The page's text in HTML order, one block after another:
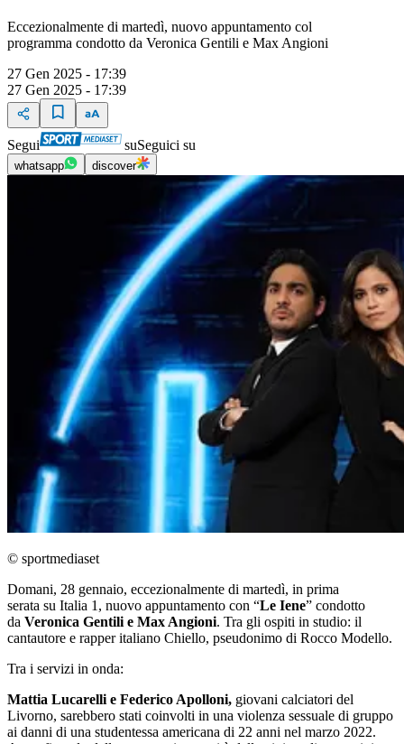
Eccezionalmente di martedì, nuovo appuntamento col
programma condotto da Veronica Gentili e Max Angioni
27 Gen 2025 - 17:39
27 Gen 2025 - 17:39
Segui suSeguici su
whatsapp discover
© sportmediaset
Domani, 28 gennaio, eccezionalmente di martedì, in prima
serata su Italia 1, nuovo appuntamento con “Le Iene” condotto
da Veronica Gentili e Max Angioni. Tra gli ospiti in studio: il
cantautore e rapper italiano Chiello, pseudonimo di Rocco Modello.
Tra i servizi in onda:
Mattia Lucarelli e Federico Apolloni, giovani calciatori del
Livorno, sarebbero stati coinvolti in una violenza sessuale di gruppo
ai danni di una studentessa americana di 22 anni nel marzo 2022.